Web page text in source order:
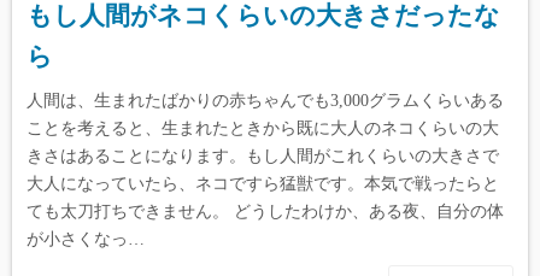
もし人間がネコくらいの大きさだったな
ら
人間は、生まれたばかりの赤ちゃんでも3,000グラムくらいある
ことを考えると、生まれたときから既に大人のネコくらいの大
きさはあることになります。もし人間がこれくらいの大きさで
大人になっていたら、ネコですら猛獣です。本気で戦ったらと
ても太刀打ちできません。 どうしたわけか、ある夜、自分の体
が小さくなっ…